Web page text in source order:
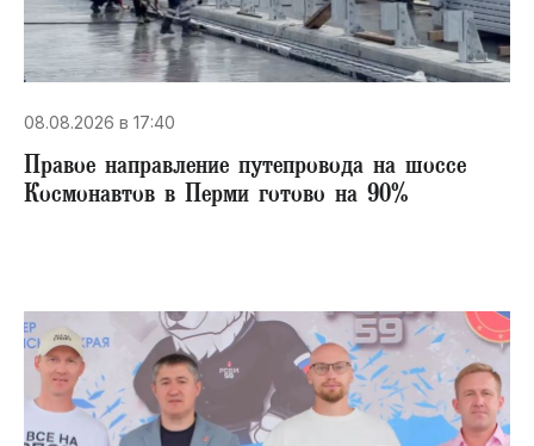
08.08.2026 в 17:40
Правое направление путепровода на шоссе
Космонавтов в Перми готово на 90%